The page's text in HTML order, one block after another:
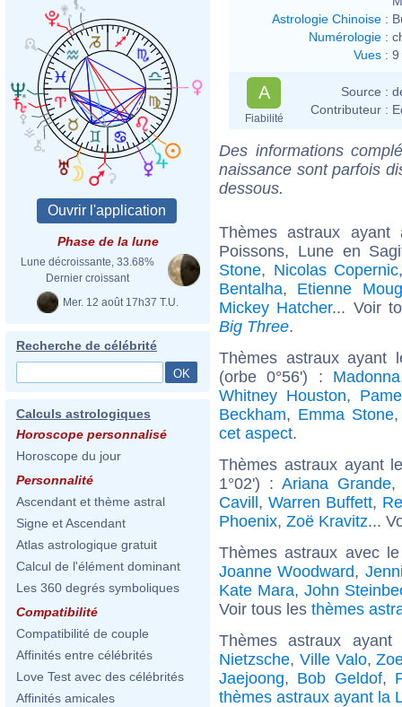
Phase de la lune
Lune décroissante, 33.68%
Dernier croissant
Mer. 12 août 17h37 T.U.
Recherche de célébrité
Calculs astrologiques
Horoscope personnalisé
Horoscope du jour
Personnalité
Ascendant et thème astral
Signe et Ascendant
Atlas astrologique gratuit
Calcul de l'élément dominant
Les 360 degrés symboliques
Compatibilité
Compatibilité de couple
Affinités entre célébrités
Love Test avec des célébrités
Affinités amicales
Astrologie Chinoise :
Numérologie :
Vues : 9
A
Fiabilité
Source :
Contributeur :
Des informations
naissance sont parfois
dessous.
Thèmes astraux
Poissons, Lune en
Stone, Nicolas Copernic
Bentalha, Etienne
Mickey Hatcher... Voir
Big Three.
Thèmes astraux ayant
(orbe 0°56') : Madonna
Whitney Houston,
Beckham, Emma Stone
cet aspect.
Thèmes astraux ayant
1°02') :Ariana Grande
Cavill, Warren Buffett,
Phoenix, Zoë Kravitz...
Thèmes astraux avec
Joanne Woodward,
Kate Mara, John
Voir tous les thèmes
Thèmes astraux
Nietzsche, Ville Valo,
Jaejoong, Bob Geldof,
thèmes astraux ayant la